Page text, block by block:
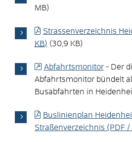
MB)
Strassenverzeichnis
KB) (30,9 KB)
Abfahrtsmonitor- Der
Abfahrtsmonitor bündelt
Busabfahrten in
Buslinienplan
Straßenverzeichnis (PDF /